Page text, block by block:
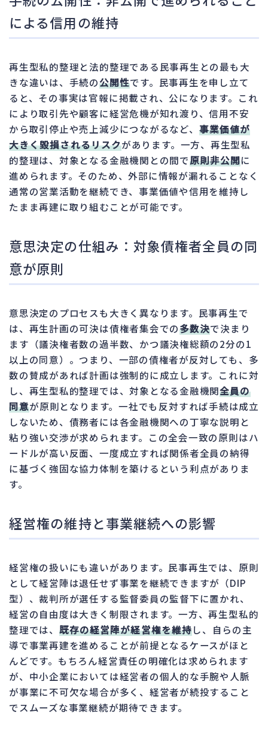
による信用の維持
再生型私的整理と法的整理である民事再生との最も大
きな違いは、手続の公開性です。民事再生を申し立て
ると、その事実は官報に掲載され、公になります。これ
により取引先や顧客に経営危機が知れ渡り、信用不安
から取引停止や売上減少につながるなど、 事業価値が
大きく毀損されるリスクがあります。一方、再生型私
的整理は、対象となる金融機関との間で原則非公開に
進められます。そのため、外部に情報が漏れることなく
通常の営業活動を継続でき、事業価値や信用を維持し
たまま再建に取り組むことが可能です。
意思決定の仕組み：対象債権者全員の同
意が原則
意思決定のプロセスも大きく異なります。民事再生で
は、再生計画の可決は債権者集会での多数決で決まり
ます（議決権者数の過半数、かつ議決権総額の2分の1
以上の同意）。つまり、一部の債権者が反対しても、多
数の賛成があれば計画は強制的に成立します。これに対
し、再生型私的整理では、対象となる金融機関全員の
同意が原則となります。一社でも反対すれば手続は成立
しないため、債務者には各金融機関への丁寧な説明と
粘り強い交渉が求められます。この全会一致の原則はハ
ードルが高い反面、一度成立すれば関係者全員の納得
に基づく強固な協力体制を築けるという利点がありま
す。
経営権の維持と事業継続への影響
経営権の扱いにも違いがあります。民事再生では、原則
として経営陣は退任せず事業を継続できますが（DIP
型）、裁判所が選任する監督委員の監督下に置かれ、
経営の自由度は大きく制限されます。一方、再生型私的
整理では、 既存の経営陣が経営権を維持し、自らの主
導で事業再建を進めることが前提となるケースがほと
んどです。もちろん経営責任の明確化は求められます
が、中小企業においては経営者の個人的な手腕や人脈
が事業に不可欠な場合が多く、経営者が続投すること
でスムーズな事業継続が期待できます。